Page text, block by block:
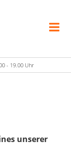
- 19.00 Uhr
unserer